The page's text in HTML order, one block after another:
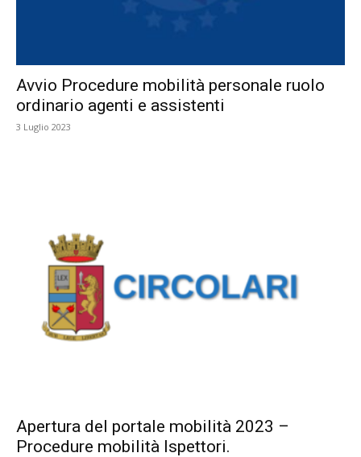
Avvio Procedure mobilità personale ruolo
ordinario agenti e assistenti
3 Luglio 2023
Apertura del portale mobilità 2023 –
Procedure mobilità Ispettori.